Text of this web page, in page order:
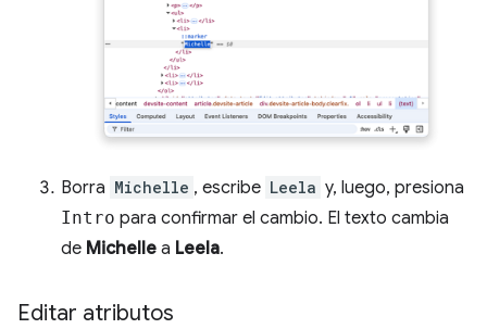
Borra Michelle , escribe Leela y, luego, presiona
Intro para confirmar el cambio. El texto cambia
de Michelle a Leela.
Editar atributos